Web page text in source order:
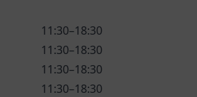
11:30–18:30
11:30–18:30
11:30–18:30
11:30–18:30